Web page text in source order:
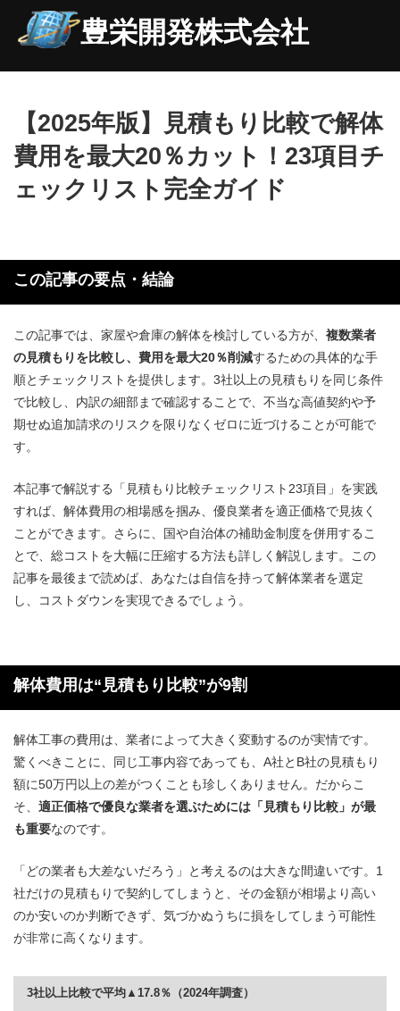
豊栄開発株式会社
【2025年版】見積もり比較で解体
費用を最大20％カット！23項目チ
ェックリスト完全ガイド
この記事の要点・結論
この記事では、家屋や倉庫の解体を検討している方が、 複数業者
の見積もりを比較し、費用を最大20％削減するための具体的な手
順とチェックリストを提供します。3社以上の見積もりを同じ条件
で比較し、内訳の細部まで確認することで、不当な高値契約や予
期せぬ追加請求のリスクを限りなくゼロに近づけることが可能で
す。
本記事で解説する「見積もり比較チェックリスト23項目」を実践
すれば、解体費用の相場感を掴み、優良業者を適正価格で見抜く
ことができます。さらに、国や自治体の補助金制度を併用するこ
とで、総コストを大幅に圧縮する方法も詳しく解説します。この
記事を最後まで読めば、あなたは自信を持って解体業者を選定
し、コストダウンを実現できるでしょう。
解体費用は“見積もり比較”が9割
解体工事の費用は、業者によって大きく変動するのが実情です。
驚くべきことに、同じ工事内容であっても、A社とB社の見積もり
額に50万円以上の差がつくことも珍しくありません。だからこ
そ、 適正価格で優良な業者を選ぶためには「見積もり比較」が最
も重要なのです。
「どの業者も大差ないだろう」と考えるのは大きな間違いです。1
社だけの見積もりで契約してしまうと、その金額が相場より高い
のか安いのか判断できず、気づかぬうちに損をしてしまう可能性
が非常に高くなります。
3社以上比較で平均▲17.8％（2024年調査）